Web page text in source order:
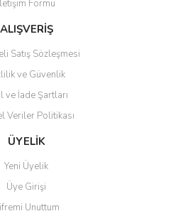
daha pahalı.
olmalı.
Gönder
Formu
ALIŞVERİŞ
Satış Sözleşmesi
ve Güvenlik
ve İade Şartları
Veriler Politikası
ÜYELİK
Yeni Üyelik
Üye Girişi
Unuttum